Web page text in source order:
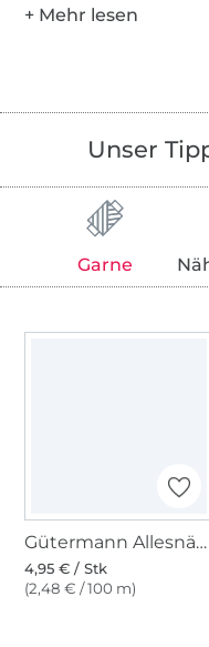
Unser
Garne
Gütermann Allesnäher (198) hellbeige
4,95 € / Stk
(2,48 € / 100 m)